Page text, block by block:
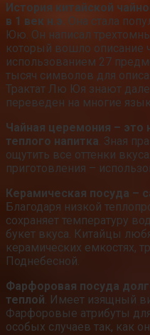
История китайской
в 1 век н.э. Она стала
Юю. Он написал
который вошло описание
использованием 27
тысяч символов для
Трактат Лю Юя знают
переведен на многие
Чайная церемония – это
теплого напитка. Зная
ощутить все оттенки
приготовления –
Керамическая посуда –
Благодаря низкой
сохраняет температуру
букет вкуса. Китайцы
керамических емкостях,
Поднебесной.
Фарфоровая посуда
теплой. Имеет изящный
Фарфоровые атрибуты
особых случаев так, как